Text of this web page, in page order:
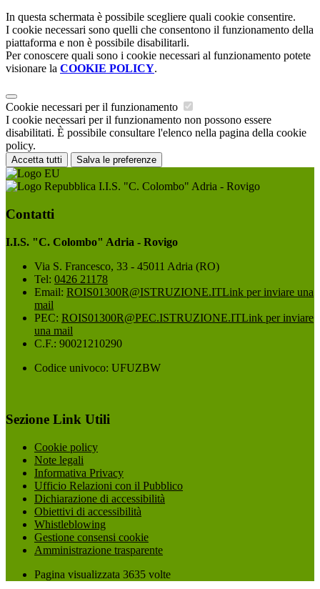
In questa schermata è possibile scegliere quali cookie consentire.
I cookie necessari sono quelli che consentono il funzionamento della
piattaforma e non è possibile disabilitarli.
Per conoscere quali sono i cookie necessari al funzionamento potete
visionare la COOKIE POLICY.
Cookie necessari per il funzionamento
I cookie necessari per il funzionamento non possono essere
disabilitati. È possibile consultare l'elenco nella pagina della cookie
policy.
Accetta tutti Salva le preferenze
I.I.S. "C. Colombo" Adria - Rovigo
Contatti
I.I.S. "C. Colombo" Adria - Rovigo
Via S. Francesco, 33 - 45011 Adria (RO)
Tel: 0426 21178
Email: ROIS01300R@ISTRUZIONE.ITLink per inviare una
mail
PEC: ROIS01300R@PEC.ISTRUZIONE.ITLink per inviare
una mail
C.F.: 90021210290
Codice univoco: UFUZBW
Sezione Link Utili
Cookie policy
Note legali
Informativa Privacy
Ufficio Relazioni con il Pubblico
Dichiarazione di accessibilità
Obiettivi di accessibilità
Whistleblowing
Gestione consensi cookie
Amministrazione trasparente
Pagina visualizzata 3635 volte